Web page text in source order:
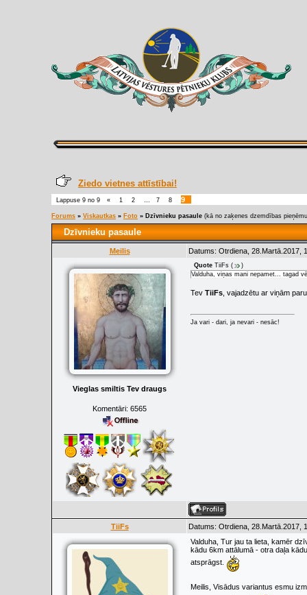
Ziedo vietnes attīstībai!
Lappuse 9 no 9 « 1 2 … 7 8 9
Forums » Viskautkas » Foto » Dzīvnieku pasaule (kā no zaķenes dzemdības
Dzīvnieku pasaule
Meilis Datums: Otrdiena, 28.Martā.2017,
Vieglas smiltis Tev draugs
Komentāri: 6565
Quote TiiFs (
)
Valduha, viņas mani nepamet... tagad
Tev TiiFs , vajadzētu ar viņām
Ja vari - dari, ja nevari - nesāc!
TiiFs Datums: Otrdiena, 28.Martā.2017,
Valduha, Tur jau ta lieta, kamēr
kādu 6km attālumā - otra daļa
atsprāgst.
Meilis, Visādus variantus esmu